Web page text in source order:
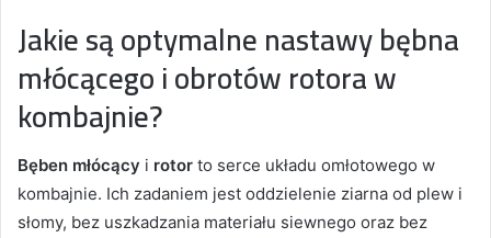
Jakie są optymalne nastawy bębna
młócącego i obrotów rotora w
kombajnie?
Bęben młócący i rotor to serce układu omłotowego w
kombajnie. Ich zadaniem jest oddzielenie ziarna od plew i
słomy, bez uszkadzania materiału siewnego oraz bez